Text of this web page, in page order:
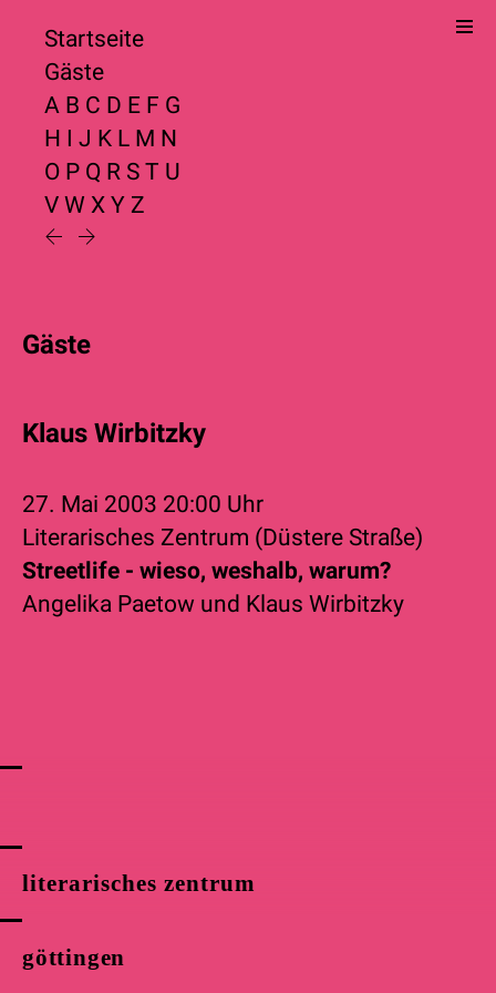
literarisches zentrum
göttingen
Startseite
Gäste
A B C D E F G
H I J K L M N
O P Q R S T U
V W X Y Z
Gäste
Klaus Wirbitzky
27. Mai 2003 20:00 Uhr
Literarisches Zentrum (Düstere Straße)
Streetlife - wieso, weshalb, warum?
Angelika Paetow und Klaus Wirbitzky